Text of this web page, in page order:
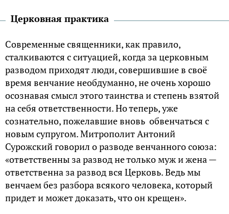
Церковная практика
Современные священники, как правило,
сталкиваются с ситуацией, когда за церковным
разводом приходят люди, совершившие в своё
время венчание необдуманно, не очень хорошо
осознавая смысл этого таинства и степень взятой
на себя ответственности. Но теперь, уже
сознательно, пожелавшие вновь обвенчаться с
новым супругом. Митрополит Антоний
Сурожский говорил о разводе венчанного союза:
«ответственны за развод не только муж и жена —
ответственна за развод вся Церковь. Ведь мы
венчаем без разбора всякого человека, который
придет и может доказать, что он крещен».